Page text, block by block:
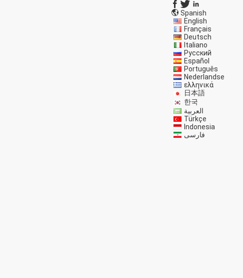
Spanish
English
Français
Deutsch
Italiano
Русский
Español
Português
Nederlandse
ελληνικά
日本語
한국
العربية
Türkçe
Indonesia
فارسی